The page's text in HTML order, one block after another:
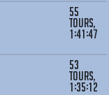
55
tours,
1:41:47
53
tours,
1:35:12